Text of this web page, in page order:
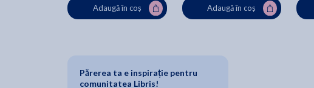
Adaugă în coș Adaugă în coș
Părerea ta e inspirație pentru
comunitatea Libris!